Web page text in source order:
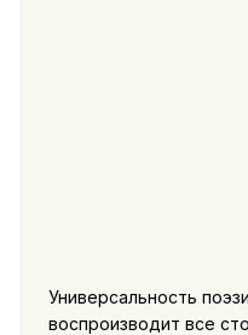
Универсальность
воспроизводит все